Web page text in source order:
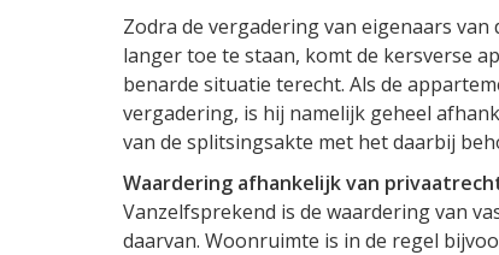
Zodra de vergadering van eigenaars
langer toe te staan, komt de kersverse
benarde situatie terecht. Als de
vergadering, is hij namelijk geheel
van de splitsingsakte met het daarbij
Waardering afhankelijk van
Vanzelfsprekend is de waardering van
daarvan. Woonruimte is in de regel